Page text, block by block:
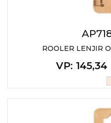
ROOLER LENJIR
VP: 145,34